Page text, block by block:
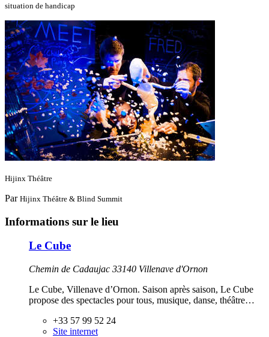
situation de handicap
Hijinx Théâtre
Par Hijinx Théâtre & Blind Summit
Informations sur le lieu
Le Cube
Chemin de Cadaujac 33140 Villenave d'Ornon
Le Cube, Villenave d’Ornon. Saison après saison, Le Cube
propose des spectacles pour tous, musique, danse, théâtre…
+33 57 99 52 24
Site internet